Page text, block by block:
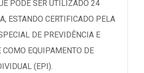
PODE SER UTILIZADO 24
ESTANDO CERTIFICADO PELA
DE PREVIDÊNCIA E
EQUIPAMENTO DE
(EPI).